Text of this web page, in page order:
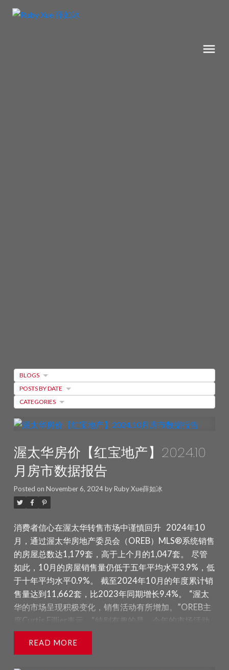
渥太华房地产市场
动态
在瞬息万变的渥太华房地产市场中，知识
销售、定价和库存的最新趋势，是做出明
智决策的第一步，无论您是计划买房、卖
房还是投资。以下是我们对您需要了解的
了解更多
渥太华房价【红宝地产】2024.10
月房市数据报告
Posted on November 6, 2024byRuby Xue薛如冰
消费者信心在渥太华转售市场中谨慎回升 2024年10
月，通过渥太华房地产委员会（OREB）MLS®系统销售
的房屋总数达1,179套，高于上个月的1,047套。
尽管
如此，10月的房屋销售量仍低于五年平均水平3.9%，低
于十年平均水平0.9%。
截至2024年10月的年度累计销
售量达到11,662套，比2023年同期增长9.4%。
“渥太
华的市场呈现积极变化，销售活动有所增加。”OREB主
席Curtis Fillier表示。“特别有趣的是，今年的市场活动
一直维持稳定，而不是典型的季节性波动。消费者信心
在逐步增强，尤其是在加拿大央行连续降息的背景下，
READ
BLOGS
POSTS BY DATE
CATEGORIES